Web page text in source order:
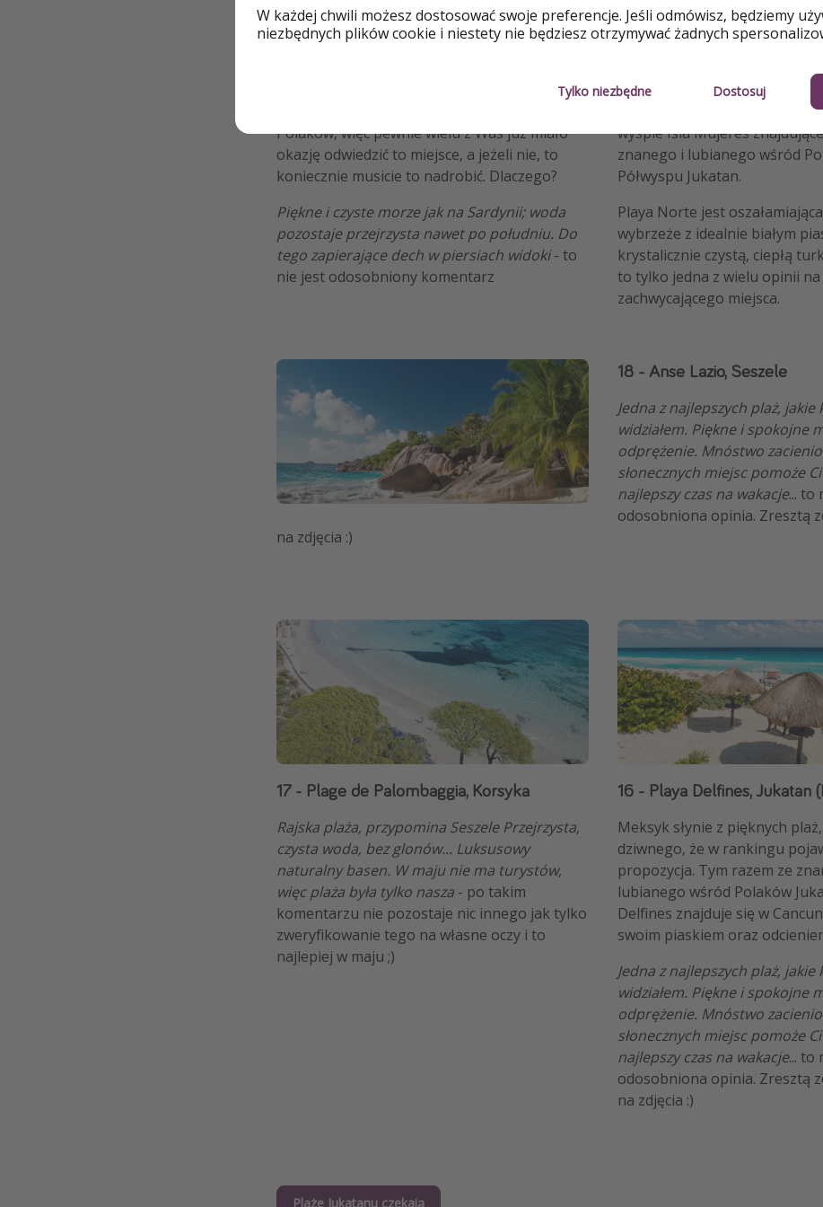
Polaków, więc pewnie wielu z Was już miało
okazję odwiedzić to miejsce, a jeżeli nie, to
koniecznie musicie to nadrobić. Dlaczego?
Piękne i czyste morze jak na Sardynii; woda
pozostaje przejrzysta nawet po południu. Do
tego zapierające dech w piersiach widoki- to
nie jest odosobniony komentarz
19 - Playa Norte w Meksyku
Kolejna plaża w Meksyku.
wyspie Isla Mujeres
znanego i lubianego wśród
Półwyspu Jukatan.
Playa Norte jest
wybrzeże z idealnie białym
krystalicznie czystą, ciepłą
to tylko jedna z wielu opinii
zachwycającego miejsca.
18 - Anse Lazio, Seszele
Jedna z najlepszych plaż, jakie
widziałem. Piękne i spokojne
odprężenie. Mnóstwo
słonecznych miejsc pomoże
najlepszy czas na wakacje... to
odosobniona opinia. Zresztą
na zdjęcia :)
17 - Plage de Palombaggia, Korsyka
Rajska plaża, przypomina Seszele Przejrzysta,
czysta woda, bez glonów... Luksusowy
naturalny basen. W maju nie ma turystów,
więc plaża była tylko nasza - po takim
komentarzu nie pozostaje nic innego jak tylko
zweryfikowanie tego na własne oczy i to
najlepiej w maju ;)
16 - Playa Delfines, Jukatan
Meksyk słynie z pięknych
dziwnego, że w rankingu
propozycja. Tym razem ze
lubianego wśród Polaków
Delfines znajduje się w
swoim piaskiem oraz
Jedna z najlepszych plaż, jakie
widziałem. Piękne i spokojne
odprężenie. Mnóstwo
słonecznych miejsc pomoże
najlepszy czas na wakacje... to
odosobniona opinia. Zresztą
na zdjęcia :)
Plaże Jukatanu czekają
W każdej chwili możesz dostosować swoje preferencje. Jeśli odmówisz, będziemy
niezbędnych plików cookie i niestety nie będziesz otrzymywać żadnych
Tylko niezbędne Dostosuj